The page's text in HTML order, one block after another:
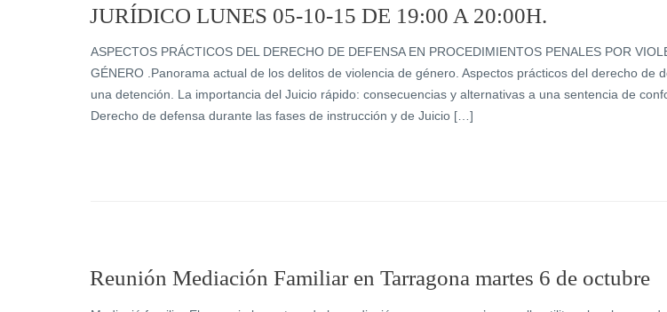
ASPECTOS PRÁCTICOS DEL DERECHO DE DEFENSA EN PROCEDIMIENTOS PENALES POR
GÉNERO .Panorama actual de los delitos de violencia de género. Aspectos prácticos del derecho de
una detención. La importancia del Juicio rápido: consecuencias y alternativas a una sentencia de
Derecho de defensa durante las fases de instrucción y de Juicio […]
Reunión Mediación Familiar en Tarragona martes 6 de octubre